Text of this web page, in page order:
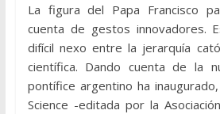
La figura del Papa Francisco
cuenta de gestos innovadores.
difícil nexo entre la jerarquía
científica. Dando cuenta de la
pontífice argentino ha
Science -editada por la